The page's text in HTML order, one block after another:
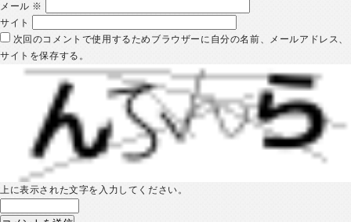
メール ※
サイト
次回のコメントで使用するためブラウザーに自分の名前、メールアドレス、
サイトを保存する。
上に表示された文字を入力してください。